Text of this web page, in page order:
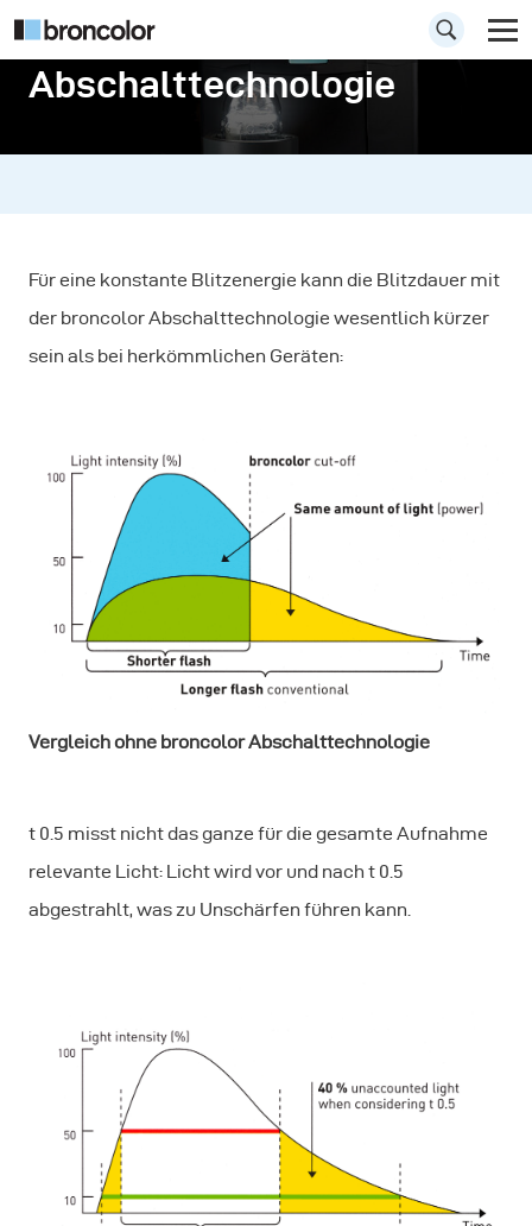
Abschalttechnologie
Für eine konstante Blitzenergie kann die Blitzdauer mit
der broncolor Abschalttechnologie wesentlich kürzer
sein als bei herkömmlichen Geräten:
Vergleich ohne broncolor Abschalttechnologie
t 0.5 misst nicht das ganze für die gesamte Aufnahme
relevante Licht: Licht wird vor und nach t 0.5
abgestrahlt, was zu Unschärfen führen kann.